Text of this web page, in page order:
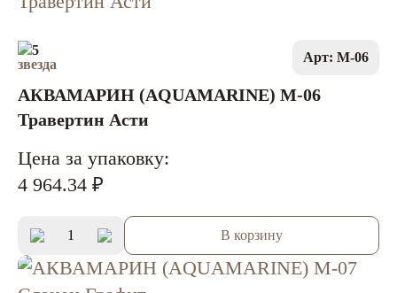
5 Арт: M-06
АКВАМАРИН (AQUAMARINE) M-06
Травертин Асти
Цена за упаковку:
4 964.34 ₽
В корзину